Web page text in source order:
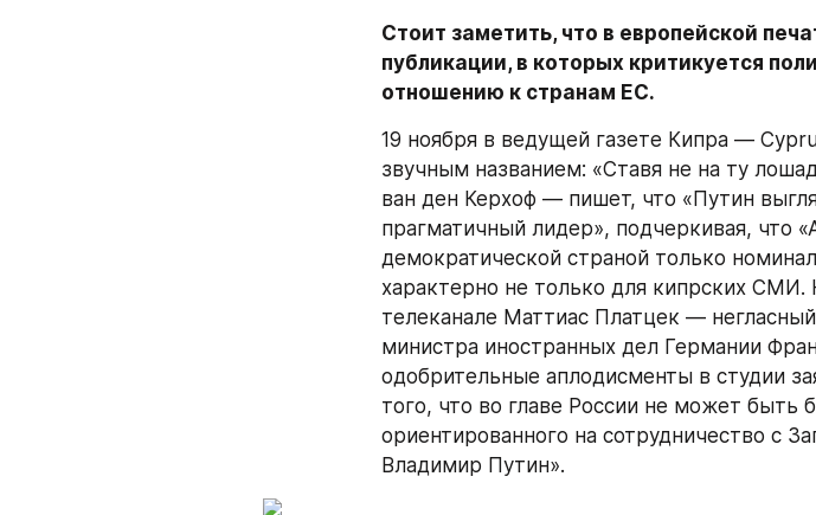
Стоит заметить, что в европейской
публикации, в которых критикуется
отношению к странам ЕС.
19 ноября в ведущей газете Кипра —
звучным названием: «Ставя не на ту
ван ден Керхоф — пишет, что «Путин
прагматичный лидер», подчеркивая, что
демократической страной только
характерно не только для кипрских
телеканале Маттиас Платцек —
министра иностранных дел Германии
одобрительные аплодисменты в студии
того, что во главе России не может быть
ориентированного на сотрудничество с
Владимир Путин».